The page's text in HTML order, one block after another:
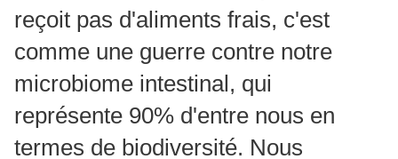
reçoit pas d'aliments frais, c'est
comme une guerre contre notre
microbiome intestinal, qui
représente 90% d'entre nous en
termes de biodiversité. Nous